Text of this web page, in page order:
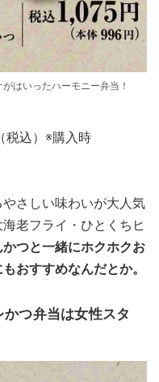
はいったハーモニー弁当！
込）※購入時
さしい味わいが大人気
老フライ・ひとくちヒ
かつと一緒にホクホクお
おすすめなんだとか。
つ弁当は女性スタ